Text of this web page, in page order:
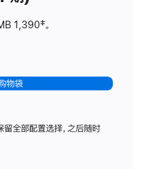
1,390脚
‡。
物袋
留全部配置选择，之后随时